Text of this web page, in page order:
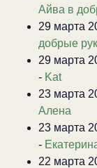
Айва в
29 марта
добрые
29 марта
- Kat
23 марта
Алена
23 марта
-
22 марта